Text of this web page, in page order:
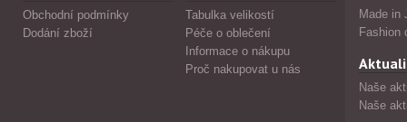
Obchodní podmínky
Dodání zboží
Tabulka velikostí
Péče o oblečení
Informace o nákupu
Proč nakupovat u nás
Made in
Fashion
Naše
Naše